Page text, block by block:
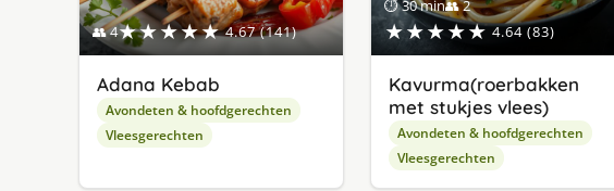
👥 4★★★★★ 4.67 (141)
Adana Kebab
Avondeten & hoofdgerechten
Vleesgerechten
⏱ 30 min👥 2
★★★★★ 4.64 (83)
Kavurma(roerbakken
met stukjes vlees)
Avondeten & hoofdgerechten
Vleesgerechten